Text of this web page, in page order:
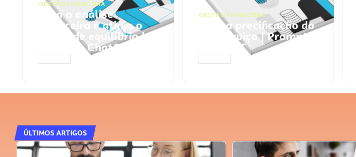
GESTÃO FINANCEIRA
Faça a análise
financeira e atinja o
ponto de equilíbrio |
Prompts ChatGPT
GESTÃO FINANCEIRA
Faça a precificação do
seu serviço | Prompts
ChatGPT
ÚLTIMOS ARTIGOS